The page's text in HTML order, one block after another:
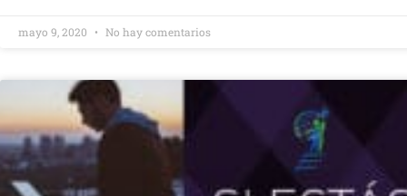
mayo 9, 2020 No hay comentarios